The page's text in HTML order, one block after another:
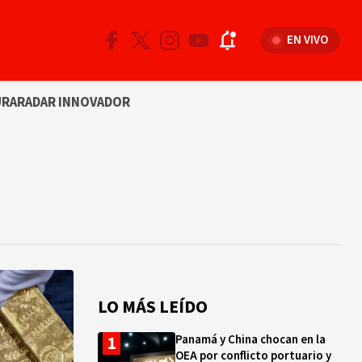
EN VIVO
RADAR INNOVADOR
LO MÁS LEÍDO
Panamá y China chocan en la
OEA por conflicto portuario y